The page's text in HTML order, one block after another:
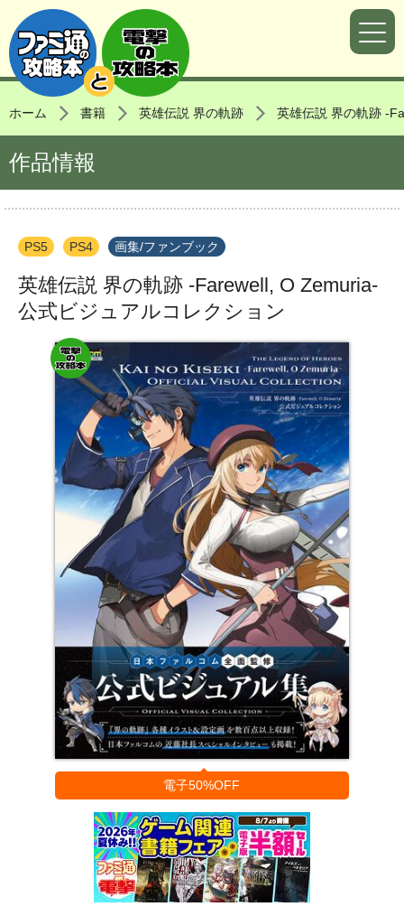
ホーム 書籍 英雄伝説 界の軌跡 英雄伝説 界の軌跡 -
作品情報
PS5 PS4 画集/ファンブック
英雄伝説 界の軌跡 -Farewell, O Zemuria-
公式ビジュアルコレクション
電子50%OFF